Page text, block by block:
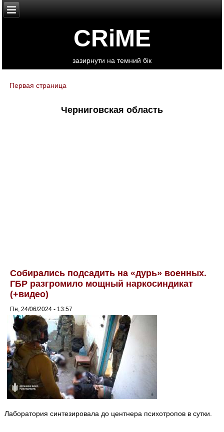
CRiME
зазирнути на темний бік
You are here
Первая страница
Черниговская область
Собирались подсадить на «дурь» военных.
ГБР разгромило мощный наркосиндикат
(+видео)
Пн, 24/06/2024 - 13:57
Лаборатория синтезировала до центнера психотропов в сутки.